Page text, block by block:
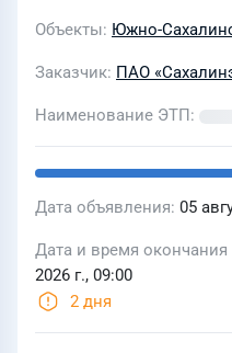
Разработка НТД
нормированию
«Южно-
проведением
газотурбинных
ЭГЭС-25 ПА
Объекты Южно-
Заказчик ПАО
Наименование ЭТП
Дата объявления 05
Дата и время окончания
2026 г., 09:00
2 дня